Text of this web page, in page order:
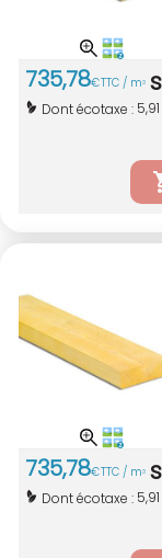
735,78€TTC / m3
Dont écotaxe : 5,91
735,78€TTC / m3
Dont écotaxe : 5,91